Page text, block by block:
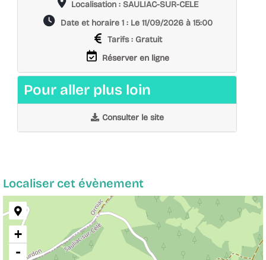
Localisation : SAULIAC-SUR-CELE
Date
Date et horaire 1 : Le 11/09/2026 à 15:00
Tarifs
Tarifs : Gratuit
Réservation
Réserver en ligne
Pour aller plus loin
Consulter le site
Localiser cet évènement
+
-